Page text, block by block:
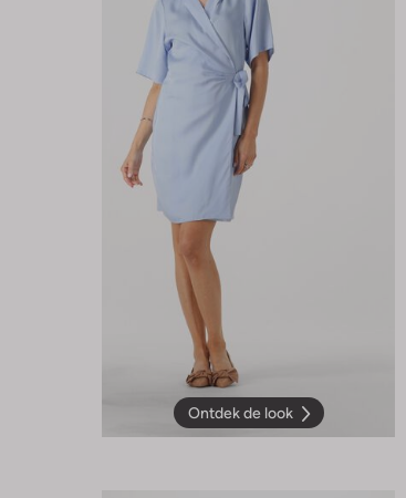
Ontdek de look